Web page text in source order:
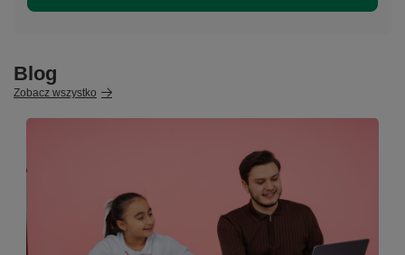
Blog
Zobacz wszystko